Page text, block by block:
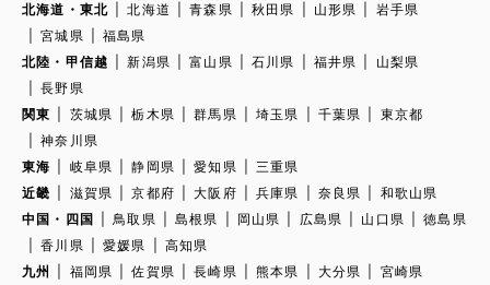
北海道・東北
北海道 青森県 秋田県 山形県
岩手県
宮城県
福島県
北陸・甲信越
新潟県 富山県 石川県 福井県
山梨県
長野県
関東
茨城県 栃木県 群馬県 埼玉県 千葉県
東京都
神奈川県
東海
岐阜県 静岡県 愛知県
三重県
近畿
滋賀県 京都府 大阪府 兵庫県 奈良県
和歌山県
中国・四国
鳥取県 島根県 岡山県 広島県 山口県
徳島県
香川県
愛媛県
高知県
九州
福岡県 佐賀県 長崎県 熊本県 大分県
宮崎県